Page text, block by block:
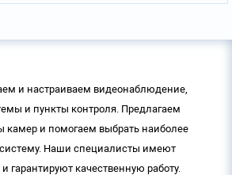
и настраиваем видеонаблюдение,
и пункты контроля. Предлагаем
камер и помогаем выбрать наиболее
Наши специалисты имеют
гарантируют качественную работу.